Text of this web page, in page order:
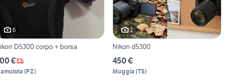
6
D5300 corpo + borsa
€
(PZ)
2
Nikon d5300
450 €
Muggia (TS)